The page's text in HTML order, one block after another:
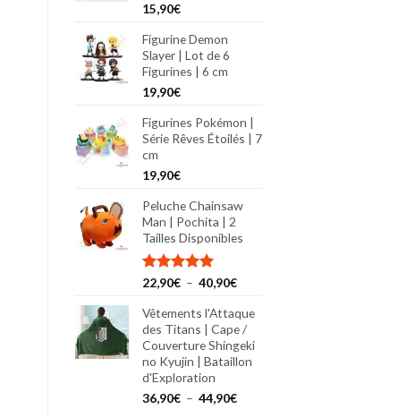
15,90€
Figurine Demon
Slayer | Lot de 6
Figurines | 6 cm
19,90€
Figurines Pokémon |
Série Rêves Étoilés | 7
cm
19,90€
Peluche Chainsaw
Man | Pochita | 2
Tailles Disponibles
Note5.00
22,90€ – 40,90€Plage
prix :
22,90€
à
40,90€
Vêtements l'Attaque
des Titans | Cape /
Couverture Shingeki
no Kyujin | Bataillon
d'Exploration
36,90€ – 44,90€Plage